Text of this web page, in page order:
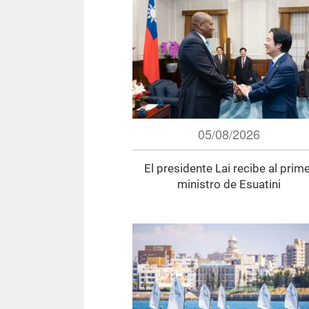
05/08/2026
El presidente Lai recibe al
ministro de Esuatini